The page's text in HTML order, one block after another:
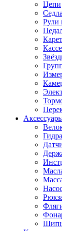
Цепи
Седла
Рули
Шипы